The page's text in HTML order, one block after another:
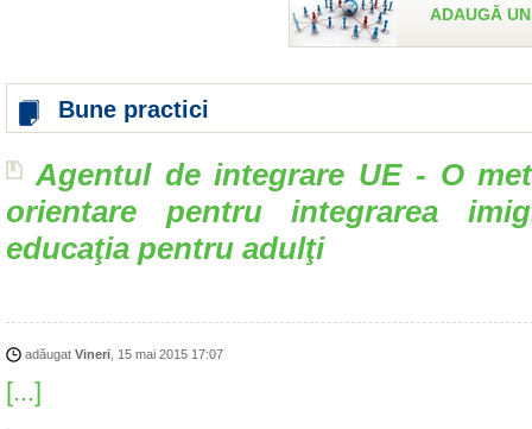
ADAUGĂ
Bune practici
educaţia pentru adulţi
adăugat Vineri , 15 mai 2015 17:07
[...]